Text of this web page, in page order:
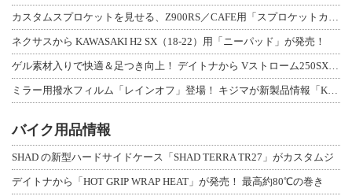
カスタムスプロケットを見せる、Z900RS／CAFE用「スプロケットカバーフルキ
ネクサスから KAWASAKI H2 SX（18-22）用「ニーパッド」が発売！
ゲル素材入りで快適＆足つき向上！ デイトナから Vストローム250SX用「快適ロ
ミラー用撥水フィルム「レインオフ」登場！ キジマが新製品情報「KIJIMA NE
バイク用品情報
SHAD の新型ハードサイドケース「SHAD TERRA TR27」がカスタムジ
デイトナから「HOT GRIP WRAP HEAT」が発売！ 最高約80℃の巻き